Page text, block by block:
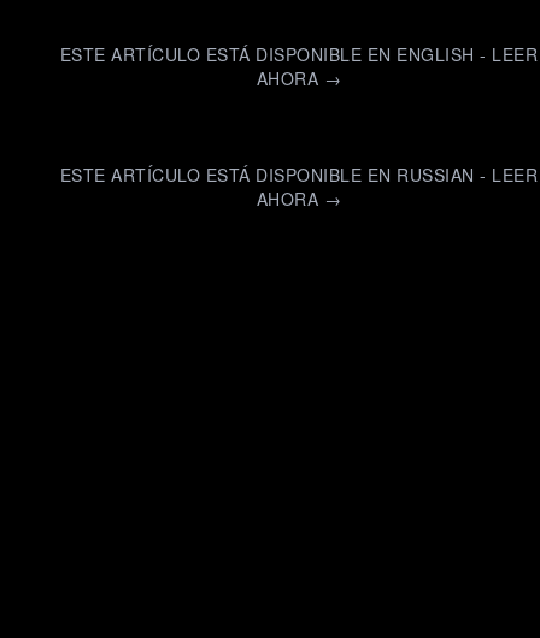
ESTE ARTÍCULO ESTÁ DISPONIBLE EN ENGLISH - LEER
AHORA →
ESTE ARTÍCULO ESTÁ DISPONIBLE EN RUSSIAN - LEER
AHORA →